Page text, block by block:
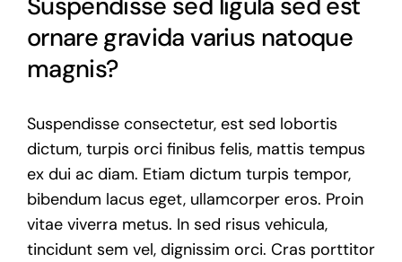
ornare gravida varius natoque
magnis?
Suspendisse consectetur, est sed lobortis
dictum, turpis orci finibus felis, mattis tempus
ex dui ac diam. Etiam dictum turpis tempor,
bibendum lacus eget, ullamcorper eros. Proin
vitae viverra metus. In sed risus vehicula,
tincidunt sem vel, dignissim orci. Cras porttitor